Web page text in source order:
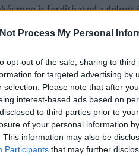
Process My Personal
opt-out of the sale, sharing to
for targeted advertising by
selection. Please note that after
interest-based ads based on
to third parties prior to
of your personal information
This information may also be
Participants that may further
meg is fordíthatod a dolgot
kérsz képcím ötleteket.
ez az aktivitást is
siker
látni a közösségi médiában:
állatok. Kombináld a
meg képeket házi
takaróval. A
a részvételre. Akár egy